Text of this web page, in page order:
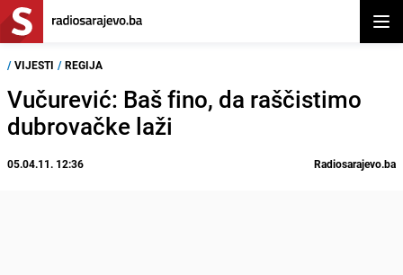
/ VIJESTI / REGIJA
Vučurević: Baš fino, da raščistimo
dubrovačke laži
05.04.11. 12:36 Radiosarajevo.ba